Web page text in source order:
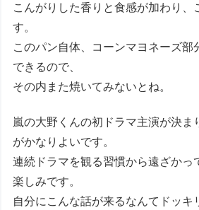
こんがりした香りと食感が加わり、
す。
このパン自体、コーンマヨネーズ部
できるので、
その内また焼いてみないとね。
嵐の大野くんの初ドラマ主演が決ま
がかなりよいです。
連続ドラマを観る習慣から遠ざかっ
楽しみです。
自分にこんな話が来るなんてドッキ